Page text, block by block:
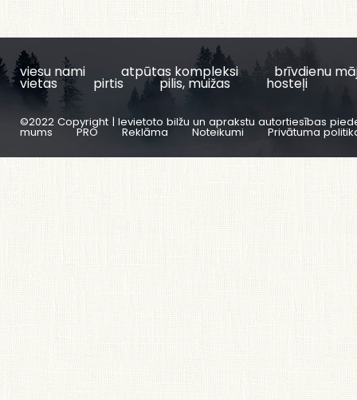
viesu nami atpūtas kompleksi brīvdienu
vietas pirtis pilis, muižas hosteļi
©2022 Copyright | Ievietoto bilžu un aprakstu autortiesības
mums PRO Reklāma Noteikumi Privātuma